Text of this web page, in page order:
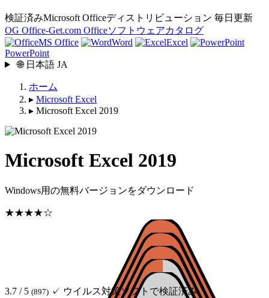
検証済みMicrosoft Officeディストリビューション 毎日更新
OG Office-Get.com Officeソフトウェアカタログ
MS Office
Word
Excel
PowerPoint
🌐 日本語 JA
ホーム
▸ Microsoft Excel
▸ Microsoft Excel 2019
Microsoft Excel 2019
Windows用の無料バージョンをダウンロード
★★★★☆
3.7 / 5 (897) ✓ ウイルス対策ソフトで検証済み